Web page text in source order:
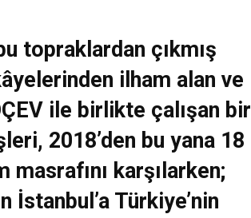
topraklardan çıkmış
ilham alan ve
ile birlikte çalışan bir
2018’den bu yana 18
karşılarken;
İstanbul’a Türkiye’nin